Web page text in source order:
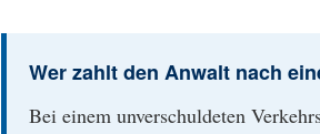
Wer zahlt den Anwalt nach
Bei einem unverschuldeten